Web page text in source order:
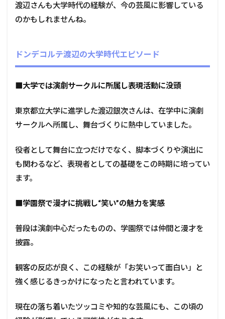
渡辺さんも大学時代の経験が、今の芸風に影響している
のかもしれませんね。
ドンデコルテ渡辺の大学時代エピソード
■大学では演劇サークルに所属し表現活動に没頭
東京都立大学に進学した渡辺銀次さんは、在学中に演劇
サークルへ所属し、舞台づくりに熱中していました。
役者として舞台に立つだけでなく、脚本づくりや演出に
も関わるなど、表現者としての基礎をこの時期に培ってい
ます。
■学園祭で漫才に挑戦し“笑い”の魅力を実感
普段は演劇中心だったものの、学園祭では仲間と漫才を
披露。
観客の反応が良く、この経験が「お笑いって面白い」と
強く感じるきっかけになったと言われています。
現在の落ち着いたツッコミや知的な芸風にも、この頃の